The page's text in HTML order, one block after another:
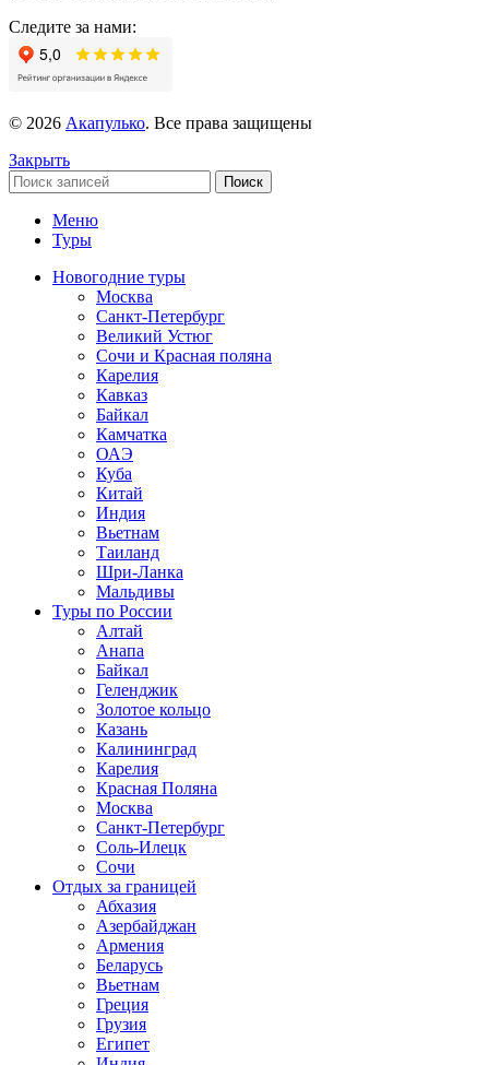
Следите за нами:
© 2026 Акапулько. Все права защищены
Закрыть
Поиск
Меню
Туры
Новогодние туры
Москва
Санкт-Петербург
Великий Устюг
Сочи и Красная поляна
Карелия
Кавказ
Байкал
Камчатка
ОАЭ
Куба
Китай
Индия
Вьетнам
Таиланд
Шри-Ланка
Мальдивы
Туры по России
Алтай
Анапа
Байкал
Геленджик
Золотое кольцо
Казань
Калининград
Карелия
Красная Поляна
Москва
Санкт-Петербург
Соль-Илецк
Сочи
Отдых за границей
Абхазия
Азербайджан
Армения
Беларусь
Вьетнам
Греция
Грузия
Египет